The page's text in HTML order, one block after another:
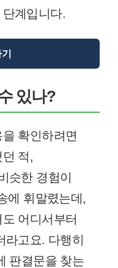
계입니다.
있나?
확인하려면
적,
슷한 경험이
에 휘말렸는데,
어디서부터
고요. 다행히
판결문을 찾는